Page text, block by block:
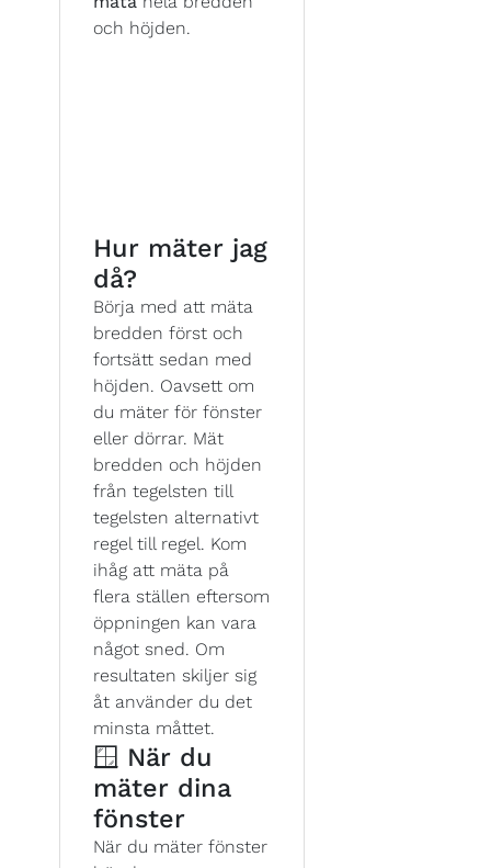
och höjden.
Hur mäter jag
då?
Börja med att mäta
bredden först och
fortsätt sedan med
höjden. Oavsett om
du mäter för fönster
eller dörrar. Mät
bredden och höjden
från tegelsten till
tegelsten alternativt
regel till regel. Kom
ihåg att mäta på
flera ställen eftersom
öppningen kan vara
något sned. Om
resultaten skiljer sig
åt använder du det
minsta måttet.
🪟 När du
mäter dina
fönster
När du mäter fönster